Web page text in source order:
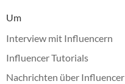
Um
Interview mit Influencern
Influencer Tutorials
Nachrichten über Influencer